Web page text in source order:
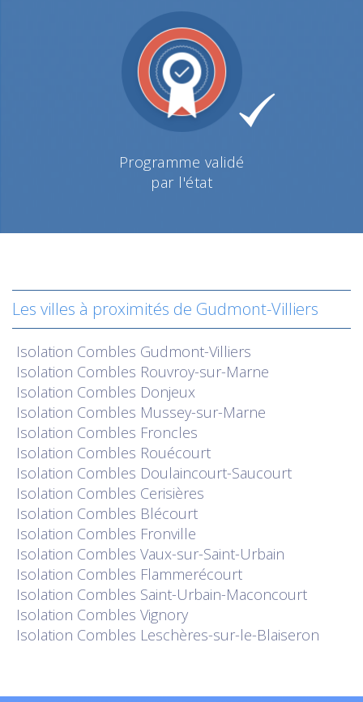
Programme validé
par l'état
Les villes à proximités de Gudmont-Villiers
Isolation Combles Gudmont-Villiers
Isolation Combles Rouvroy-sur-Marne
Isolation Combles Donjeux
Isolation Combles Mussey-sur-Marne
Isolation Combles Froncles
Isolation Combles Rouécourt
Isolation Combles Doulaincourt-Saucourt
Isolation Combles Cerisières
Isolation Combles Blécourt
Isolation Combles Fronville
Isolation Combles Vaux-sur-Saint-Urbain
Isolation Combles Flammerécourt
Isolation Combles Saint-Urbain-Maconcourt
Isolation Combles Vignory
Isolation Combles Leschères-sur-le-Blaiseron